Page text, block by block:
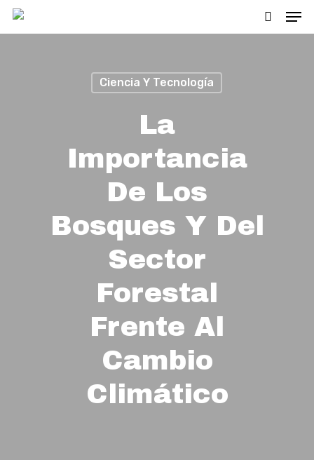
Skip
to
search
Ciencia Y Tecnología
La
Importancia
De Los
Bosques Y Del
Sector
Forestal
Frente Al
Cambio
Climático